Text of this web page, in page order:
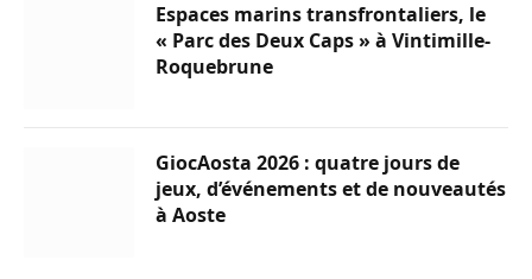
Espaces marins transfrontaliers, le
« Parc des Deux Caps » à Vintimille-
Roquebrune
GiocAosta 2026 : quatre jours de
jeux, d’événements et de nouveautés
à Aoste